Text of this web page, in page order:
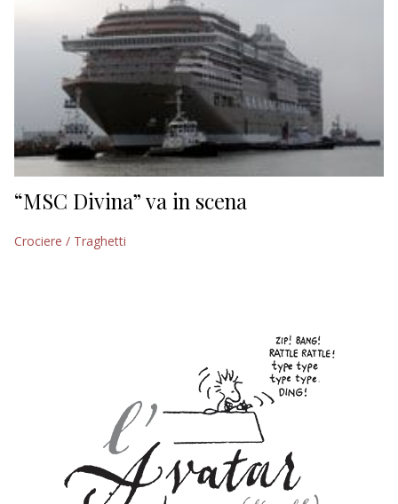
“MSC Divina” va in scena
Crociere / Traghetti